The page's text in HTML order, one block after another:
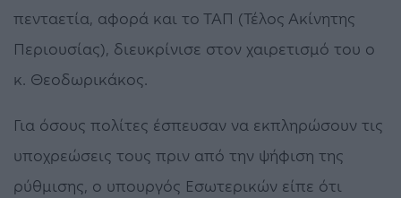
πενταετία, αφορά και το ΤΑΠ (Τέλος Ακίνητης
Περιουσίας), διευκρίνισε στον χαιρετισμό του ο
κ. Θεοδωρικάκος.
Για όσους πολίτες έσπευσαν να εκπληρώσουν τις
υποχρεώσεις τους πριν από την ψήφιση της
ρύθμισης, ο υπουργός Εσωτερικών είπε ότι